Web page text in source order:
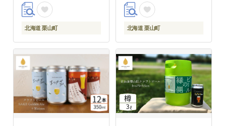
北海道 栗山町 北海道 栗山町